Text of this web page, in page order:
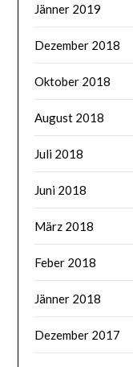
Jänner 2019
Dezember 2018
Oktober 2018
August 2018
Juli 2018
Juni 2018
März 2018
Feber 2018
Jänner 2018
Dezember 2017